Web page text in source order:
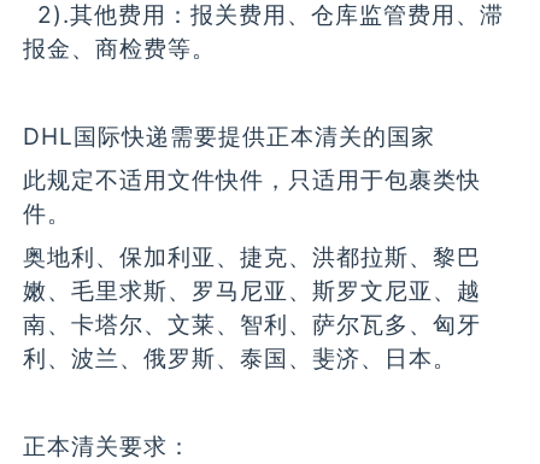
2).其他费用：报关费用、仓库监管费用、滞
报金、商检费等。
DHL国际快递需要提供正本清关的国家
此规定不适用文件快件，只适用于包裹类快
件。
奥地利、保加利亚、捷克、洪都拉斯、黎巴
嫩、毛里求斯、罗马尼亚、斯罗文尼亚、越
南、卡塔尔、文莱、智利、萨尔瓦多、匈牙
利、波兰、俄罗斯、泰国、斐济、日本。
正本清关要求：